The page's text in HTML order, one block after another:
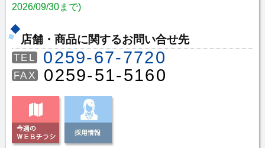
2026/09/30まで)
店舗・商品に関するお問い合せ先
TEL 0259-67-7720
FAX 0259-51-5160